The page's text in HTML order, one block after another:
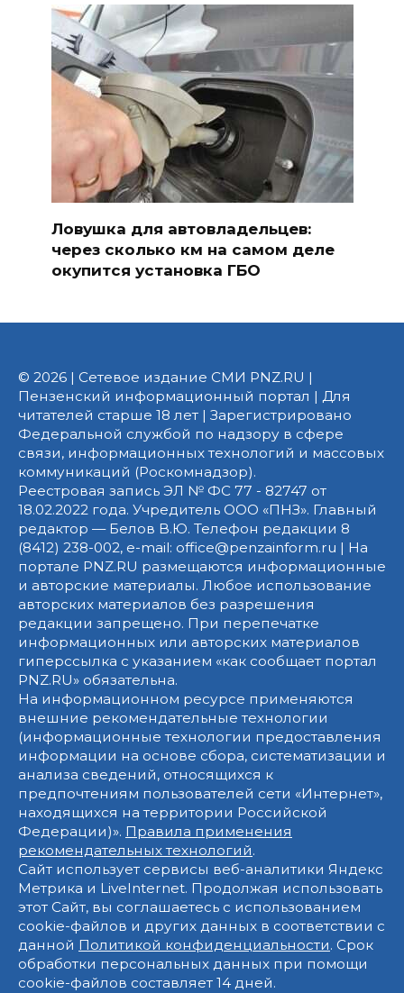
Ловушка для автовладельцев:
через сколько км на самом деле
окупится установка ГБО
© 2026 | Сетевое издание СМИ PNZ.RU |
Пензенский информационный портал | Для
читателей старше 18 лет | Зарегистрировано
Федеральной службой по надзору в сфере
связи, информационных технологий и массовых
коммуникаций (Роскомнадзор).
Реестровая запись ЭЛ № ФС 77 - 82747 от
18.02.2022 года. Учредитель ООО «ПНЗ». Главный
редактор — Белов В.Ю. Телефон редакции 8
(8412) 238-002, e-mail: office@penzainform.ru | На
портале PNZ.RU размещаются информационные
и авторские материалы. Любое использование
авторских материалов без разрешения
редакции запрещено. При перепечатке
информационных или авторских материалов
гиперссылка с указанием «как сообщает портал
PNZ.RU» обязательна.
На информационном ресурсе применяются
внешние рекомендательные технологии
(информационные технологии предоставления
информации на основе сбора, систематизации и
анализа сведений, относящихся к
предпочтениям пользователей сети «Интернет»,
находящихся на территории Российской
Федерации)». Правила применения
рекомендательных технологий.
Сайт использует сервисы веб-аналитики Яндекс
Метрика и LiveInternet. Продолжая использовать
этот Сайт, вы соглашаетесь с использованием
cookie-файлов и других данных в соответствии с
данной Политикой конфиденциальности. Срок
обработки персональных данных при помощи
cookie-файлов составляет 14 дней.